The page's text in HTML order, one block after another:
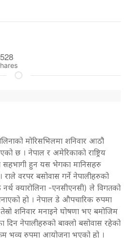
528
मोरिसभिलमा शनिवार आठौ
छ । नेपाल र अमेरिकाको राष्ट्रिय
सहभागी हुन यस भेगका मानिसहरु
वरपर बसोवास गर्ने नेपालीहरुको
क्यारोलिना -एनसीएनसी) ले विगतको
हो । नेपाल डे औपचारिक रुपमा
शनिवार मनाइने घोषणा भए बमोजिम
दिन नेपालीहरुको बाक्लो बसोवास रहेको
भव्य रुपमा आयोजना भएको हो ।